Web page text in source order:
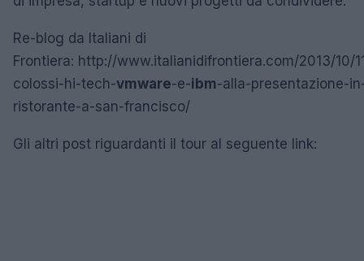
Re-blog da Italiani di
Frontiera: http://www.italianidifrontiera.com/2013/10/
colossi-hi-tech-vmware-e-ibm-alla-presentazione-
ristorante-a-san-francisco/
Gli altri post riguardanti il tour al seguente link: